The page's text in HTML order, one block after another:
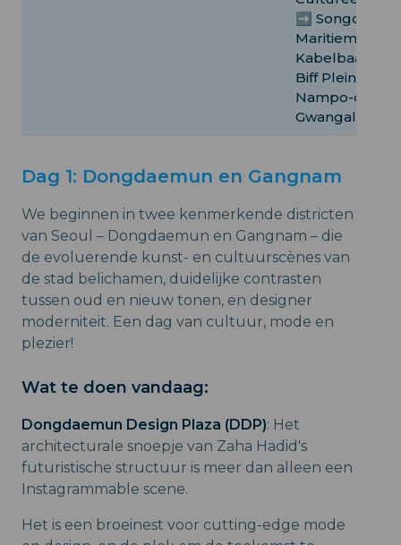
➡️ Songdo
Maritieme
Kabelbaan ➡️
Biff Plein ➡️
Nampo-dong
Gwangalli
Dag 1: Dongdaemun en Gangnam
We beginnen in twee kenmerkende districten
van Seoul – Dongdaemun en Gangnam – die
de evoluerende kunst- en cultuurscènes van
de stad belichamen, duidelijke contrasten
tussen oud en nieuw tonen, en designer
moderniteit. Een dag van cultuur, mode en
plezier!
Wat te doen vandaag:
Dongdaemun Design Plaza (DDP): Het
architecturale snoepje van Zaha Hadid's
futuristische structuur is meer dan alleen een
Instagrammable scene.
Het is een broeinest voor cutting-edge mode